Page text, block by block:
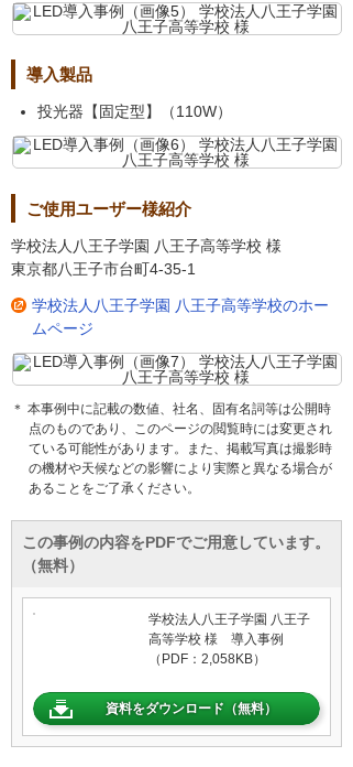
導入製品
投光器【固定型】（110W）
ご使用ユーザー様紹介
学校法人八王子学園 八王子高等学校 様
東京都八王子市台町4-35-1
学校法人八王子学園 八王子高等学校のホー
ムページ
＊ 本事例中に記載の数値、社名、固有名詞等は公開時
点のものであり、このページの閲覧時には変更され
ている可能性があります。また、掲載写真は撮影時
の機材や天候などの影響により実際と異なる場合が
あることをご了承ください。
この事例の内容をPDFでご用意しています。
（無料）
学校法人八王子学園 八王子
高等学校 様 導入事例
（PDF：2,058KB）
資料をダウンロード（無料）